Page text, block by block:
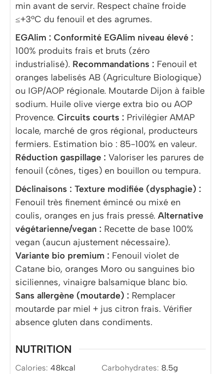
min avant de servir. Respect chaîne froide
≤+3°C du fenouil et des agrumes.
EGAlim : Conformité EGAlim niveau élevé :
100% produits frais et bruts (zéro
industrialisé). Recommandations : Fenouil et
oranges labelisés AB (Agriculture Biologique)
ou IGP/AOP régionale. Moutarde Dijon à faible
sodium. Huile olive vierge extra bio ou AOP
Provence. Circuits courts : Privilégier AMAP
locale, marché de gros régional, producteurs
fermiers. Estimation bio : 85-100% en valeur.
Réduction gaspillage : Valoriser les parures de
fenouil (cônes, tiges) en bouillon ou tempura.
Déclinaisons : Texture modifiée (dysphagie) :
Fenouil très finement émincé ou mixé en
coulis, oranges en jus frais pressé. Alternative
végétarienne/vegan : Recette de base 100%
vegan (aucun ajustement nécessaire).
Variante bio premium : Fenouil violet de
Catane bio, oranges Moro ou sanguines bio
siciliennes, vinaigre balsamique blanc bio.
Sans allergène (moutarde) : Remplacer
moutarde par miel + jus citron frais. Vérifier
absence gluten dans condiments.
NUTRITION
Calories: 48kcal Carbohydrates: 8.5g